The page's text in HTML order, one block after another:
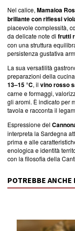
Nel calice, Mamaioa
brillante con riflessi
piacevole complessità,
da delicate note di frutti
con una struttura
persistenza gustativa
La sua versatilità
preparazioni della
13–15 °C, il vino rosso
carne e formaggi,
gli aromi. È indicato per
tavola e racconta il
Espressione del
interpreta la Sardegna
prima e alle
enologica e identità
con la filosofia della
POTREBBE ANCHE